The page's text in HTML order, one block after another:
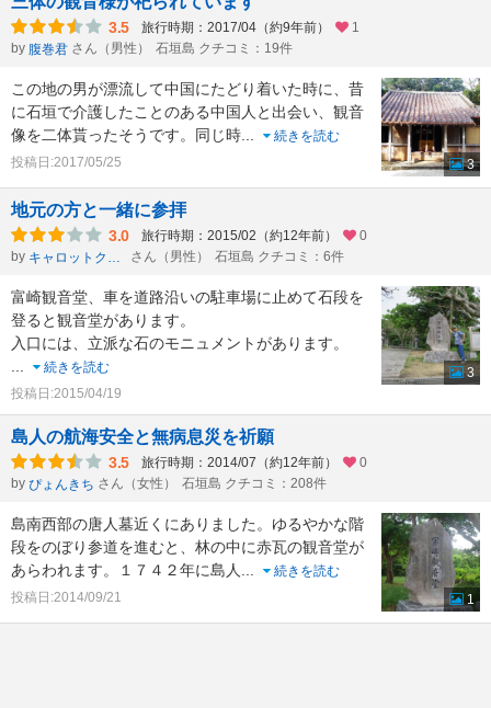
3.5 旅行時期：2017/04（約9年前）
1
by 腹巻君 さん（男性） 石垣島 クチコミ：19件
この地の男が漂流して中国にたどり着いた時に、昔
に石垣で介護したことのある中国人と出会い、観音
像を二体貰ったそうです。同じ時
続きを読む
投稿日:2017/05/25
3
地元の方と一緒に参拝
3.0 旅行時期：2015/02（約12年前）
0
by
キャロットクラブ国際線旅客部 さん（男性） 石垣島 クチコミ：6件
富崎観音堂、車を道路沿いの駐車場に止めて石段を
登ると観音堂があります。
入口には、立派な石のモニュメントがあります。
続きを読む
投稿日:2015/04/19
3
島人の航海安全と無病息災を祈願
3.5 旅行時期：2014/07（約12年前）
0
by ぴょんきち さん（女性） 石垣島 クチコミ：208件
島南西部の唐人墓近くにありました。ゆるやかな階
段をのぼり参道を進むと、林の中に赤瓦の観音堂が
あらわれます。１７４２年に島人
続きを読む
投稿日:2014/09/21
1